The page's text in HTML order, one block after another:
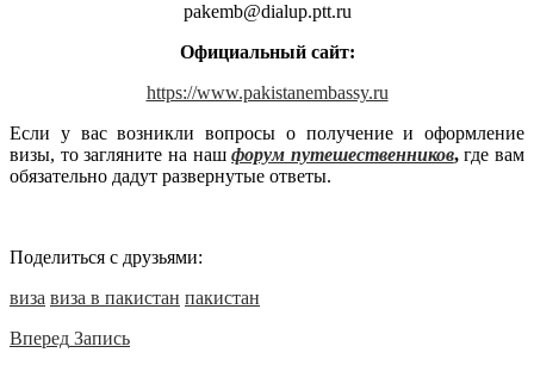
pakemb@dialup.ptt.ru
Официальный сайт:
https://www.pakistanembassy.ru
Если у вас возникли вопросы о получение и оформление
визы, то загляните на нашфорум путешественников,где вам
обязательно дадут развернутые ответы.
Поделиться с друзьями:
виза виза в пакистан пакистан
Вперед Запись